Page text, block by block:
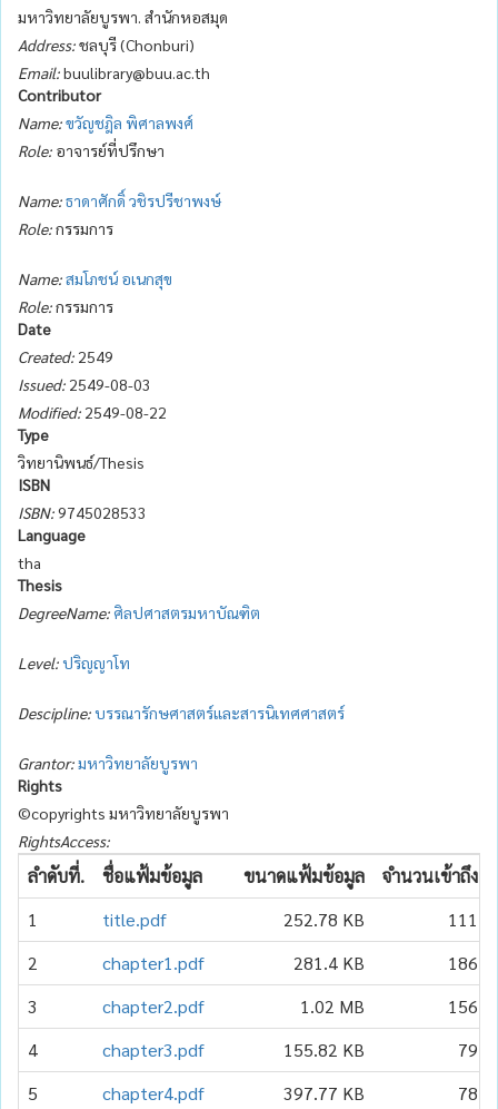
มหาวิทยาลัยบูรพา. สำนักหอสมุด
Address:ชลบุรี (Chonburi)
Email:buulibrary@buu.ac.th
Contributor
Name:ขวัญชฎิล พิศาลพงศ์
Role: อาจารย์ที่ปรึกษา
Name:ธาดาศักดิ์ วชิรปรีชาพงษ์
Role:กรรมการ
Name:สมโภชน์ อเนกสุข
Role:กรรมการ
Date
Created: 2549
Issued: 2549-08-03
Modified: 2549-08-22
Type
วิทยานิพนธ์/Thesis
ISBN
ISBN:9745028533
Language
tha
Thesis
DegreeName: ศิลปศาสตรมหาบัณฑิต
Level:ปริญญาโท
Descipline:บรรณารักษศาสตร์และสารนิเทศศาสตร์
Grantor:มหาวิทยาลัยบูรพา
Rights
©copyrights มหาวิทยาลัยบูรพา
RightsAccess:
ลำดับที่. ชื่อแฟ้มข้อมูล ขนาดแฟ้มข้อมูล จำนวนเข้าถึง
1
title.pdf 252.78 KB 111
2
chapter1.pdf 281.4 KB 186
3
chapter2.pdf 1.02 MB 156
4
chapter3.pdf 155.82 KB 79
5
chapter4.pdf 397.77 KB 78